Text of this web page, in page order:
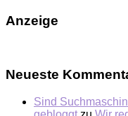
Anzeige
Neueste
Sind